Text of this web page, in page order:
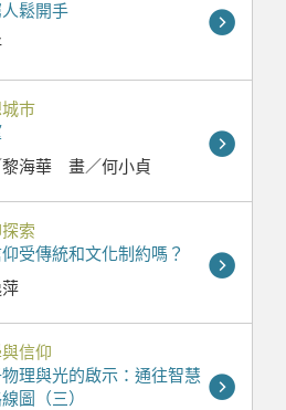
鬆開手
巿
黎海華 畫／何小貞
索
受傳統和文化制約嗎？
信仰
理與光的啟示：通往智慧
圖（三）